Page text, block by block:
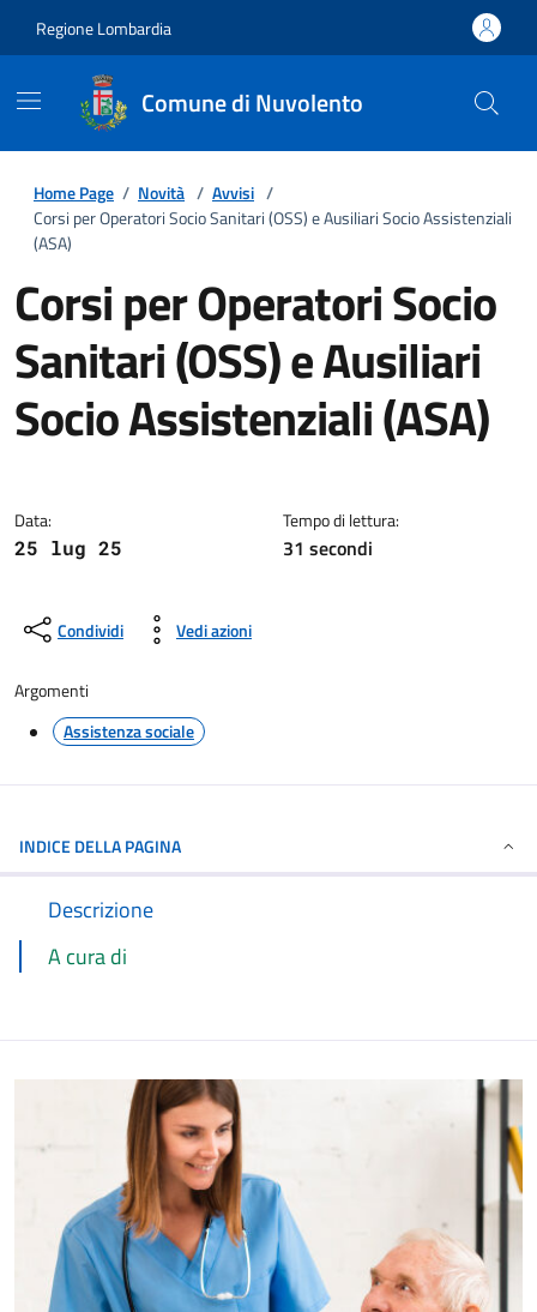
Regione Lombardia
Comune di Nuvolento
Home Page / Novità / Avvisi /
Corsi per Operatori Socio Sanitari (OSS) e Ausiliari Socio Assistenziali
(ASA)
Corsi per Operatori Socio
Sanitari (OSS) e Ausiliari
Socio Assistenziali (ASA)
Data:
25 lug 25
Tempo di lettura:
31 secondi
Condividi Vedi azioni
Argomenti
Assistenza sociale
INDICE DELLA PAGINA
Descrizione
A cura di